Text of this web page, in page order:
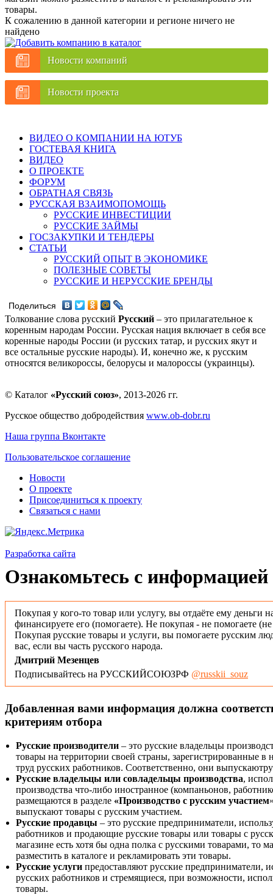
товары.
К сожалению в данной категории и регионе ничего не
найдено
Новости компаний
Новости проекта
ВИДЕО О КОМПАНИИ НА ЮТУБ
ГОСТЕВАЯ КНИГА
ВИДЕО
О ПРОЕКТЕ
ФОРУМ
ОБРАТНАЯ СВЯЗЬ
РУССКАЯ ВЗАИМОПОМОЩЬ
РУССКИЕ ИНВЕСТИЦИИ
РУССКИЕ ЗАЙМЫ
ГОСЗАКУПКИ И ТЕНДЕРЫ
СТАТЬИ
РУССКИЙ ОПЫТ В ЭКОНОМИКЕ
ПОЛЕЗНЫЕ СОВЕТЫ
РУССКИЕ И НЕРУССКИЕ БРЕНДЫ
Поделиться
Толкование слова русский Русский – это прилагательное к
коренным народам России. Русская нация включает в себя все
коренные народы России (и русских татар, и русских якут и
все остальные русские народы). И, конечно же, к русским
относятся великороссы, белорусы и малороссы (украинцы).
© Каталог «Русский союз», 2013-2026 гг.
Русское общество добродействия www.ob-dobr.ru
Наша группа Вконтакте
Пользовательское соглашение
Новости
О проекте
Присоединиться к проекту
Связаться с нами
Разработка сайта
Ознакомьтесь с информацией
Покупая у кого-то товар или услугу, вы отдаёте ему деньги
финансируете его (помогаете). Не покупая - не помогаете
Покупая русские товары и услуги, вы помогаете русским
вас, если вы часть русского народа.
Дмитрий Мезенцев
Подписывайтесь на РУССКИЙСОЮЗРФ @russkii_souz
Добавленная вами информация должна
критериям отбора
Русские производители – это русские владельцы
товары на территории своей страны, зарегистрированные
труд русских работников. Соответственно, они
Русские владельцы или совладельцы производства,
производства что-либо иностранное (компаньонов,
размещаются в разделе «Производство с русским участием
выпускают товары с русским участием.
Русские продавцы – это русские предприниматели,
работников и продающие русские товары или товары с
магазине есть хотя бы одна полка с русскими товарами, то
разместить в каталоге и рекламировать эти товары.
Русские услуги предоставляют русские предприниматели,
русских работников и стремящиеся, при возможности,
товары.